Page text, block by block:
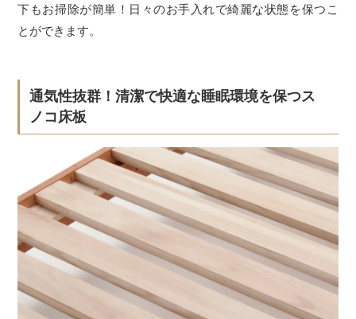
下もお掃除が簡単！日々のお手入れで綺麗な状態を保つこ
とができます。
通気性抜群！清潔で快適な睡眠環境を保つス
ノコ床板